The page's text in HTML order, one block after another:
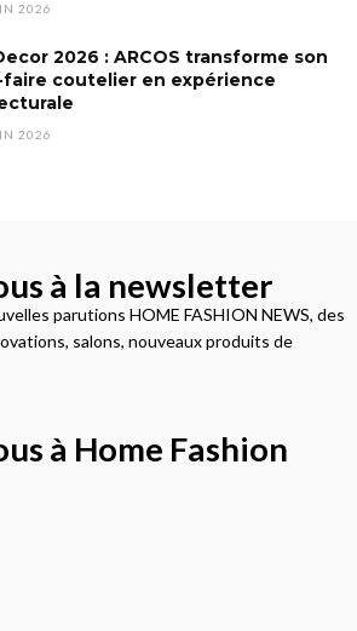
2026
2026 : ARCOS transforme son
faire coutelier en expérience
2026
à la newsletter
parutions HOME FASHION NEWS, des
salons, nouveaux produits de
à Home Fashion